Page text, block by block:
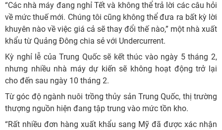
“Các nhà máy đang nghỉ Tết và không thể trả lời các câu hỏi
về mức thuế mới. Chúng tôi cũng không thể đưa ra bất kỳ lời
khuyên nào về việc giá cả sẽ thay đổi thế nào,” một nhà xuất
khẩu từ Quảng Đông chia sẻ với Undercurrent.
Kỳ nghỉ lễ của Trung Quốc sẽ kết thúc vào ngày 5 tháng 2,
nhưng nhiều nhà máy dự kiến sẽ không hoạt động trở lại
cho đến sau ngày 10 tháng 2.
Từ góc độ ngành nuôi trồng thủy sản Trung Quốc, thị trường
thượng nguồn hiện đang tập trung vào mức tồn kho.
“Rất nhiều đơn hàng xuất khẩu sang Mỹ đã được xác nhận